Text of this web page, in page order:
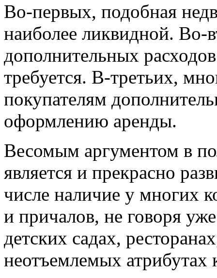
Во-первых, подобная
наиболее ликвидной. Во-
дополнительных
требуется. В-третьих,
покупателям
оформлению аренды.
Весомым аргументом в
является и прекрасно
числе наличие у многих
и причалов, не говоря
детских садах,
неотъемлемых